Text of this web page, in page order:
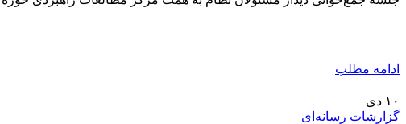
ادامه مطلب
۱۰ دی
گزارشات رسانه‌ای